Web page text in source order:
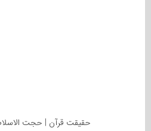
حقیقت قرآن | حجت